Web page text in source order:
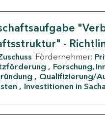
-
Fördernehmer:
Forschung,
Qualifizierung/
Investitionen in